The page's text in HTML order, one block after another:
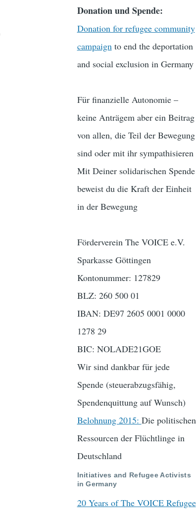
Donation und Spende:
Donation for refugee community
campaignto end the deportation
and social exclusion in Germany
Für finanzielle Autonomie –
keine Anträgem aber ein Beitrag
von allen, die Teil der Bewegung
sind oder mit ihr sympathisieren
Mit Deiner solidarischen Spende
beweist du die Kraft der Einheit
in der Bewegung
Förderverein The VOICE e.V.
Sparkasse Göttingen
Kontonummer: 127829
BLZ: 260 500 01
IBAN: DE97 2605 0001 0000
1278 29
BIC: NOLADE21GOE
Wir sind dankbar für jede
Spende (steuerabzugsfähig,
Spendenquittung auf Wunsch)
Belohnung 2015: Die politischen
Ressourcen der Flüchtlinge in
Deutschland
Initiatives and Refugee Activists
in Germany
20 Years of The VOICE Refugee